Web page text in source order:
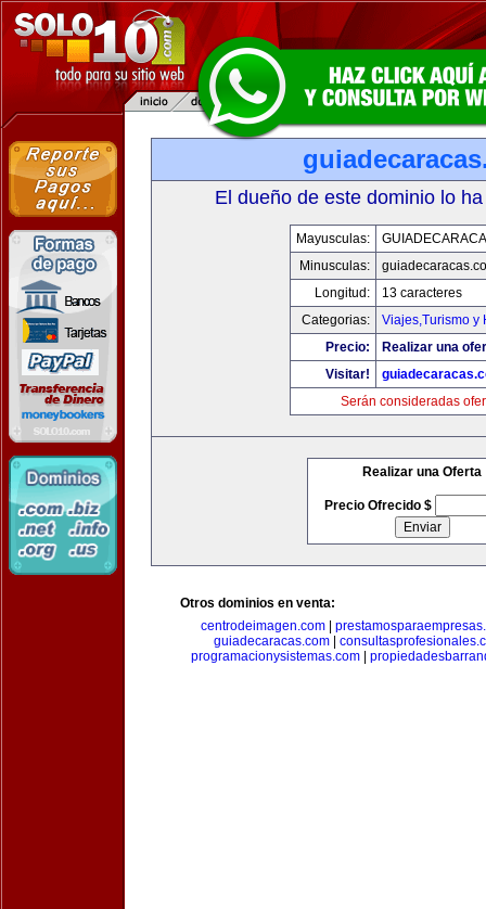
El dueño de este dominio lo
Mayusculas:
Minusculas:
Longitud:
13 caracteres
Categorias:
Viajes,Turismo y
Precio:
Realizar una
Visitar!
Serán consideradas
Realizar una Oferta
Precio Ofrecido $
Otros dominios en venta:
centrodeimagen.com
guiadecaracas.com
programacionysistemas.com|